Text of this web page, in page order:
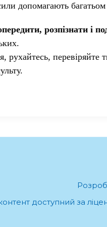
допомагають
розпізнати і
рухайтесь, перевіряйте
доступний за